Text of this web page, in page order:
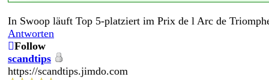
In Swoop läuft Top 5-platziert im Prix de l Arc de
Antworten
Follow
scandtips
https://scandtips.jimdo.com